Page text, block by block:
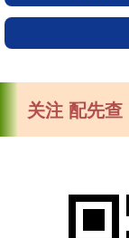
关注 配先查